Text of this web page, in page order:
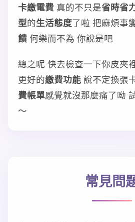
卡繳電費 真的不只是省時省
型的生活態度了啦 把麻煩事
饋 何樂而不為 你說是吧
總之呢 快去檢查一下你皮夾
更好的繳費功能 說不定換張
費帳單感覺就沒那麼痛了呦
～
常見問